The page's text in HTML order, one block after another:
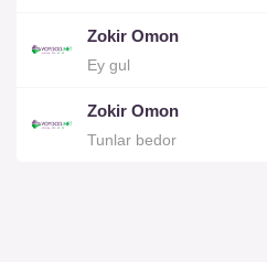
Zokir Omon
Ey gul
Zokir Omon
Tunlar bedor